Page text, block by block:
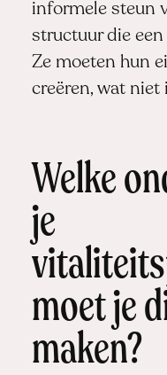
informele steun
structuur die
Ze moeten hun
creëren, wat niet
Welke
je
moet je
maken?